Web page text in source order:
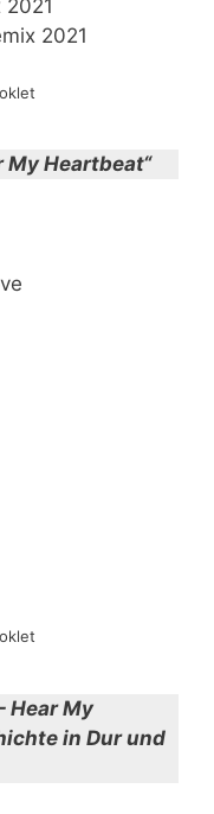
2021
2021
My Heartbeat“
Hear My
in Dur und